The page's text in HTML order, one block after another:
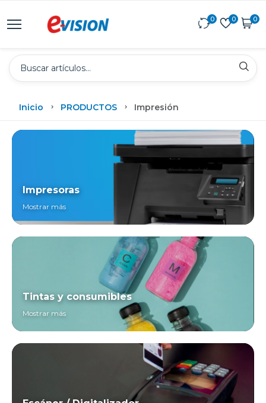
0 0 0
Inicio PRODUCTOS Impresión
Impresoras
Mostrar más
Tintas y consumibles
Mostrar más